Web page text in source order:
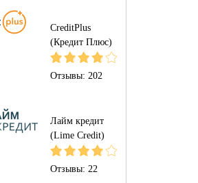
CreditPlus
(Кредит Плюс)
Отзывы: 202
Лайм кредит
(Lime Credit)
Отзывы: 22